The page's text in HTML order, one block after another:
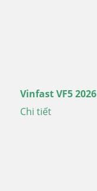
Vinfast VF5 2026
Chi tiết